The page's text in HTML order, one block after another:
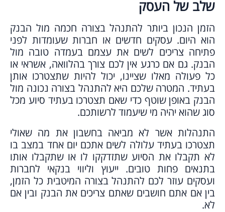
שלב של העסק
הזמן הנכון ביותר להתנהל בצורה חכמה מול הבנק
הוא היום. עסקים חדשים או חברות שעומדות לפני
פתיחה צריכים לשים את עצמם בעמדה טובה מול
הבנק. גם אם כרגע אין לכם צורך בהלוואה, אשראי או
כל פעולה מאלו שציינו, יכול להיות שתצטרכו אותן
בעתיד. המטרה שלכם היא להתנהל בצורה נכונה מול
הבנק באופן שוטף כדי שאם תצטרכו בעתיד סיוע מכל
סוג שהוא יהיה מי שיעמוד לרשותכם.
התנהלות אשר לא מביאה בחשבון את מה שאולי
תצטרכו בעתיד עלולה לשים אתכם יום אחד במצב בו
לא תקבלו את הסיוע שתזדקקו לו או שתקבלו אותו
בתנאים פחות טובים. ייעוץ וליווי בנקאי לחברות
ועסקים עוזר לכם להתנהל בצורה המיטבית כל הזמן,
בין אם אתם חושבים שאתם צריכים את הבנק ובין אם
לא.